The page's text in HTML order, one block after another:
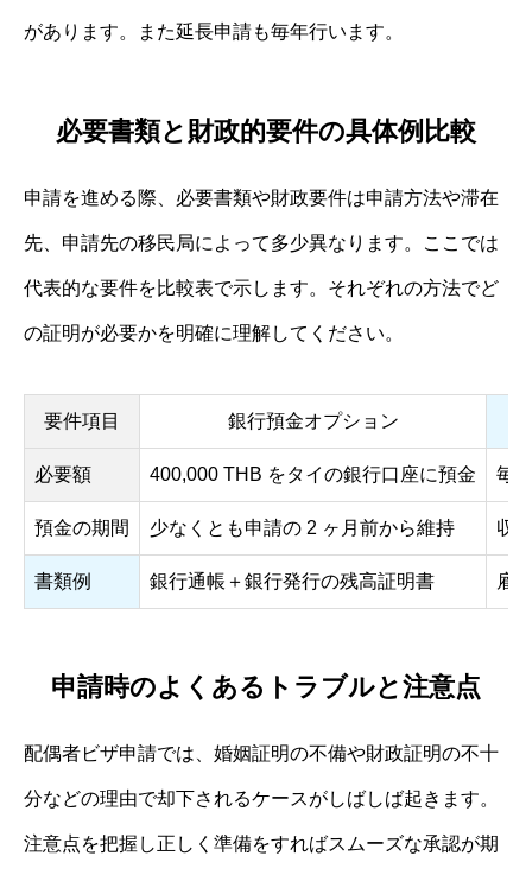
があります。また延長申請も毎年行います。
必要書類と財政的要件の具体例比較
申請を進める際、必要書類や財政要件は申請方法や滞在
先、申請先の移民局によって多少異なります。ここでは
代表的な要件を比較表で示します。それぞれの方法でど
の証明が必要かを明確に理解してください。
要件項目 銀行預金オプション
必要額 400,000 THB をタイの銀行口座に預金 毎
預金の期間 少なくとも申請の 2 ヶ月前から維持 収
書類例 銀行通帳＋銀行発行の残高証明書 雇
申請時のよくあるトラブルと注意点
配偶者ビザ申請では、婚姻証明の不備や財政証明の不十
分などの理由で却下されるケースがしばしば起きます。
注意点を把握し正しく準備をすればスムーズな承認が期